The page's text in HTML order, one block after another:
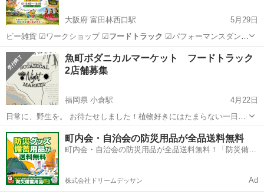
大阪府 富田林西口駅
5月29日
ビー雑貨 ☑︎ワークショップ ☑︎フードトラック ☑︎パフォーマンスダンス
☑︎キ…
大阪 富田林市 富田林西口駅 地域/お祭り キッズ
魚町ボダニカルマーケット フードトラック
2店舗募集
福岡県 小倉駅
4月22日
日常に、野生を。 お待たせしました！植物好きにはたまらない一日が
やってきます🌿 魚町みらい広場に、個性派植物たちが大集合する「魚
町ボタニカルマーケット」の開催が決定！ 人気のアガベを中心に、ビ
カクシダ（コウモリラン）...
福岡 北九州市 小倉駅 地域/お祭り 植物
町内会・自治会の防災用品が全品送料無料
町内会・自治会の防災用品が全品送料無料！「防災備蓄
株式会社ドリームデッサン Ad